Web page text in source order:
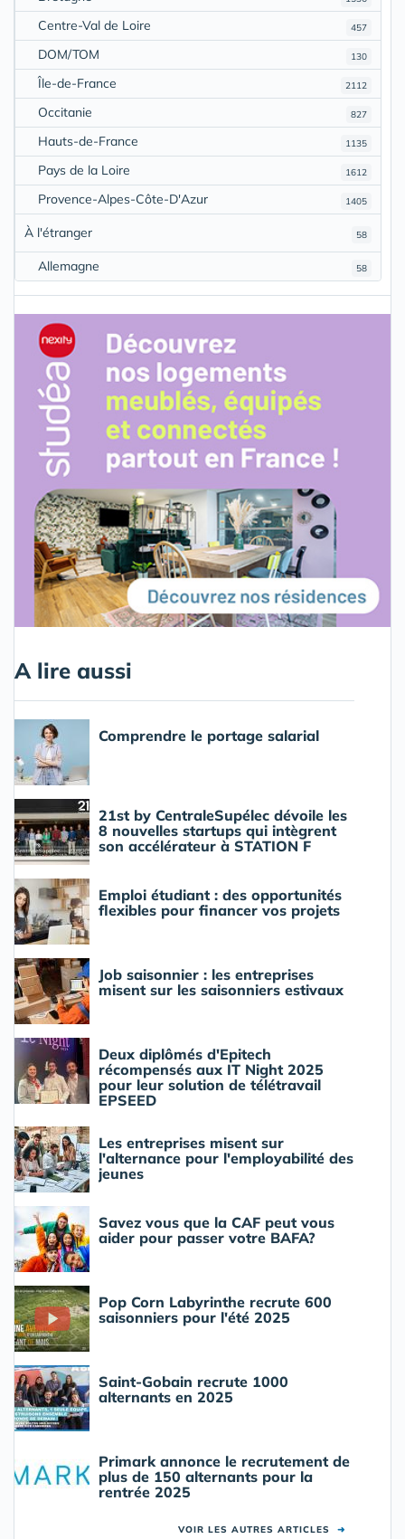
457
Centre-Val de Loire
130
DOM/TOM
2112
Île-de-France
827
Occitanie
1135
Hauts-de-France
1612
Pays de la Loire
1405
Provence-Alpes-Côte-D'Azur
58
À l'étranger
58
Allemagne
A lire aussi
Comprendre le portage salarial
21st by CentraleSupélec dévoile les
8 nouvelles startups qui intègrent
son accélérateur à STATION F
Emploi étudiant : des opportunités
flexibles pour financer vos projets
Job saisonnier : les entreprises
misent sur les saisonniers estivaux
Deux diplômés d'Epitech
récompensés aux IT Night 2025
pour leur solution de télétravail
EPSEED
Les entreprises misent sur
l'alternance pour l'employabilité des
jeunes
Savez vous que la CAF peut vous
aider pour passer votre BAFA?
Pop Corn Labyrinthe recrute 600
saisonniers pour l'été 2025
Saint-Gobain recrute 1000
alternants en 2025
Primark annonce le recrutement de
plus de 150 alternants pour la
rentrée 2025
VOIR LES AUTRES ARTICLES ➜